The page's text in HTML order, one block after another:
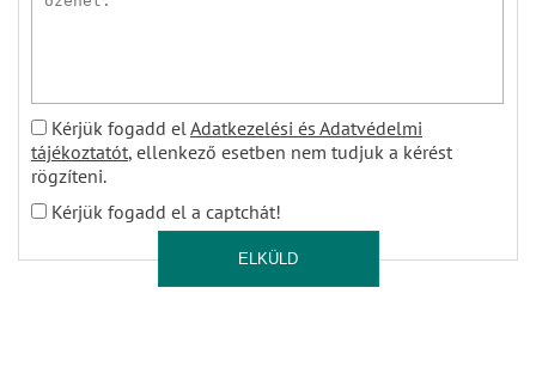
Kérjük fogadd el Adatkezelési és Adatvédelmi
tájékoztatót, ellenkező esetben nem tudjuk a kérést
rögzíteni.
Kérjük fogadd el a captchát!
ELKÜLD